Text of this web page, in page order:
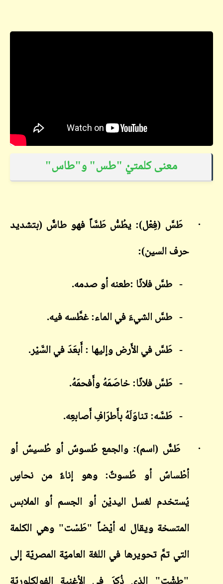
معنى كلمتيْ "طس" و"طاس"
·
طَسَّ (فِعْل): يطُسُّ طَسَّاً فهو طاسٌّ (بتشديد
حرف السين):
- طسَّ فلانًا :طعنه أو صدمه.
- طسَّ الشيءَ في الماء: غطَّسه فيه.
- طَسَّ في الأَرض وإليها : أَبعَدَ في السَّيْر.
- طَسَّ فلانًا: خاصَمَهُ وأَفحمَهُ.
- طَسَّه: تناوَلَهُ بأَطرَافِ أَصابعِه.
·
طَسٌّ (اسم): والجمع طُسوسٌ أو طُسيسٌ أو
أطْساسٌ أو طُسوتٌ: وهو إناءٌ من نحاسٍ
يُستخدم لغسل اليديْن أو الجسم أو الملابس
المتسخة ويقال له أيْضاً "طَسْت" وهي الكلمة
التي تمَّ تحويرها في اللغة العاميّة المصريّة إلى